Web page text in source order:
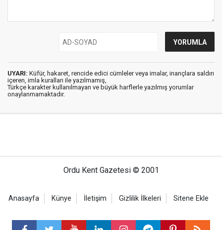
UYARI: Küfür, hakaret, rencide edici cümleler veya imalar, inançlara saldırı
içeren, imla kuralları ile yazılmamış,
Türkçe karakter kullanılmayan ve büyük harflerle yazılmış yorumlar
onaylanmamaktadır.
Ordu Kent Gazetesi © 2001
Anasayfa Künye İletişim Gizlilik İlkeleri Sitene Ekle